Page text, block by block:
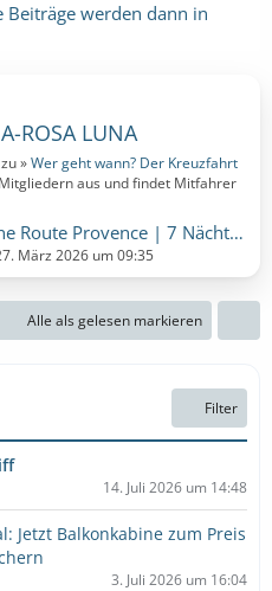
Beiträge werden dann in
ROSA LUNA
»Wer geht wann? Der Kreuzfahrt
aus und findet Mitfahrer
24.10.2027 (Sonntag, 17. Oktober 2027, 00:00 – Sonntag, 24. Oktober 2027, 00:00)
März 2026 um 09:35
Alle als gelesen markieren
Filter
14. Juli 2026 um 14:48
Jetzt Balkonkabine zum Preis
3. Juli 2026 um 16:04